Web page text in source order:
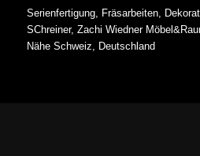
Serienfertigung, Fräsarbeiten,
SChreiner, Zachi Wiedner
Nähe Schweiz, Deutschland